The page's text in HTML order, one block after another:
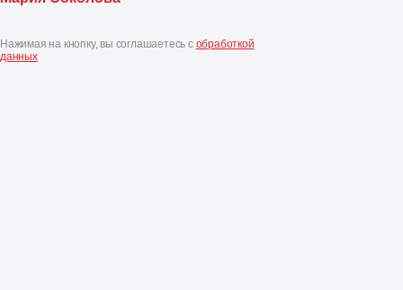
Нажимая на кнопку, вы соглашаетесь с обработкой
данных